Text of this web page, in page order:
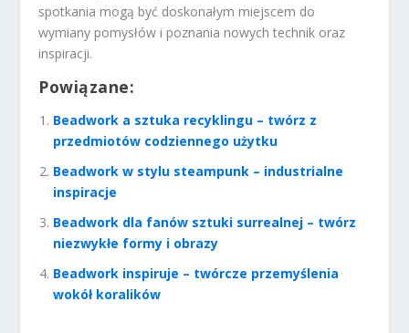
spotkania mogą być doskonałym miejscem do
wymiany pomysłów i poznania nowych technik oraz
inspiracji.
Powiązane:
Beadwork a sztuka recyklingu – twórz z
przedmiotów codziennego użytku
Beadwork w stylu steampunk – industrialne
inspiracje
Beadwork dla fanów sztuki surrealnej – twórz
niezwykłe formy i obrazy
Beadwork inspiruje – twórcze przemyślenia
wokół koralików